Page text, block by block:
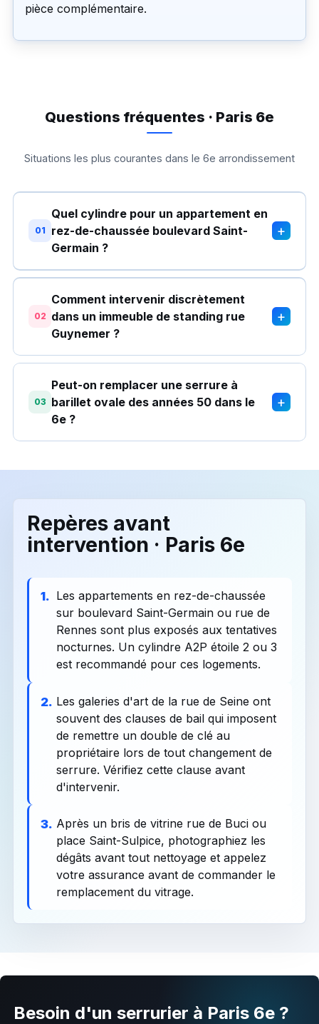
pièce complémentaire.
Questions fréquentes · Paris 6e
Situations les plus courantes dans le 6e arrondissement
01
Quel cylindre pour un appartement en
rez-de-chaussée boulevard Saint-
Germain ?
+
02
Comment intervenir discrètement
dans un immeuble de standing rue
Guynemer ?
+
03
Peut-on remplacer une serrure à
barillet ovale des années 50 dans le
6e ?
+
Repères avant
intervention · Paris 6e
1. Les appartements en rez-de-chaussée
sur boulevard Saint-Germain ou rue de
Rennes sont plus exposés aux tentatives
nocturnes. Un cylindre A2P étoile 2 ou 3
est recommandé pour ces logements.
2. Les galeries d'art de la rue de Seine ont
souvent des clauses de bail qui imposent
de remettre un double de clé au
propriétaire lors de tout changement de
serrure. Vérifiez cette clause avant
d'intervenir.
3. Après un bris de vitrine rue de Buci ou
place Saint-Sulpice, photographiez les
dégâts avant tout nettoyage et appelez
votre assurance avant de commander le
remplacement du vitrage.
Besoin d'un serrurier à Paris 6e ?